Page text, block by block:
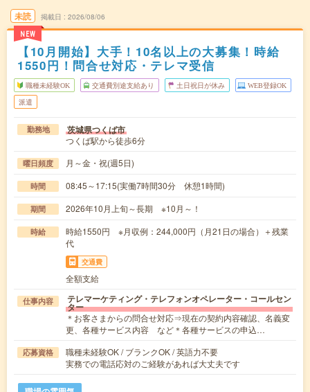
未読
NEW
掲載日 2026/08/06
【10月開始】大手！10名以上の大募集！時給
1550円！問合せ対応・テレマ受信
職種未経験OK 交通費別途支給あり 土日祝日が休み WEB登録OK
派遣
勤務地 茨城県つくば市
つくば駅から徒歩6分
曜日頻度 月～金・祝(週5日)
時間 08:45～17:15(実働7時間30分 休憩1時間)
期間 2026年10月上旬～長期 ※10月～！
時給
時給1550円 ※月収例：244,000円（月21日の場合）＋残業
代
交通費
全額支給
仕事内容 テレマーケティング・テレフォンオペレーター・コールセン
ター
＊お客さまからの問合せ対応⇒現在の契約内容確認、名義変
更、各種サービス内容 など＊各種サービスの申込…
応募資格
職種未経験OK / ブランクOK / 英語力不要
実務での電話応対のご経験があれば大丈夫です